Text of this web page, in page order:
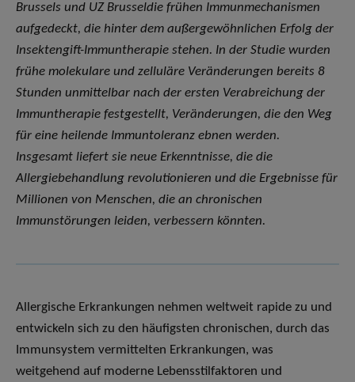
Brussels und UZ Brusseldie frühen Immunmechanismen
aufgedeckt, die hinter dem außergewöhnlichen Erfolg der
Insektengift-Immuntherapie stehen. In der Studie wurden
frühe molekulare und zelluläre Veränderungen bereits 8
Stunden unmittelbar nach der ersten Verabreichung der
Immuntherapie festgestellt, Veränderungen, die den Weg
für eine heilende Immuntoleranz ebnen werden.
Insgesamt liefert sie neue Erkenntnisse, die die
Allergiebehandlung revolutionieren und die Ergebnisse für
Millionen von Menschen, die an chronischen
Immunstörungen leiden, verbessern könnten.
Allergische Erkrankungen nehmen weltweit rapide zu und
entwickeln sich zu den häufigsten chronischen, durch das
Immunsystem vermittelten Erkrankungen, was
weitgehend auf moderne Lebensstilfaktoren und